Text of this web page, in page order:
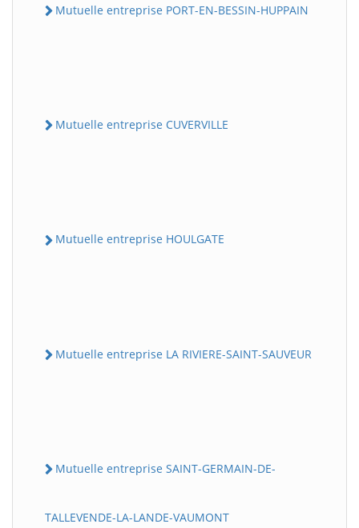
Mutuelle entreprise PORT-EN-BESSIN-HUPPAIN
Mutuelle entreprise CUVERVILLE
Mutuelle entreprise HOULGATE
Mutuelle entreprise LA RIVIERE-SAINT-SAUVEUR
Mutuelle entreprise SAINT-GERMAIN-DE-
TALLEVENDE-LA-LANDE-VAUMONT